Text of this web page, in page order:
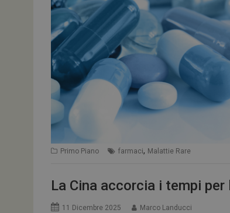
Primo Piano farmaci, Malattie Rare
La Cina accorcia i tempi
11 Dicembre 2025 Marco Landucci